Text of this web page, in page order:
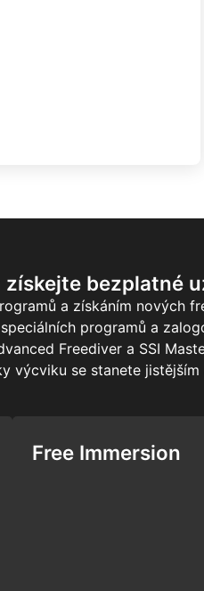
bezplatné
a získáním nových
programů a
Freediver a SSI
výcviku se stanete
Free Immersion